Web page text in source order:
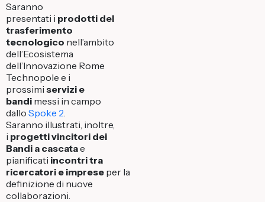
Saranno
presentati i prodotti del
trasferimento
tecnologico nell’ambito
dell’Ecosistema
dell’Innovazione Rome
Technopole e i
prossimi servizi e
bandi messi in campo
dallo Spoke 2.
Saranno illustrati, inoltre,
i progetti vincitori dei
Bandi a cascatae
pianificati incontri tra
ricercatori e imprese per la
definizione di nuove
collaborazioni.